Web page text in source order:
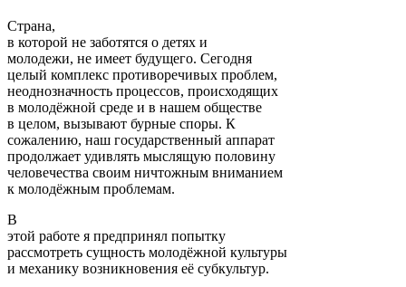
Страна,
в которой не заботятся о детях и
молодежи, не имеет будущего. Сегодня
целый комплекс противоречивых проблем,
неоднозначность процессов, происходящих
в молодёжной среде и в нашем обществе
в целом, вызывают бурные споры. К
сожалению, наш государственный аппарат
продолжает удивлять мыслящую половину
человечества своим ничтожным вниманием
к молодёжным проблемам.
В
этой работе я предпринял попытку
рассмотреть сущность молодёжной культуры
и механику возникновения её субкультур.